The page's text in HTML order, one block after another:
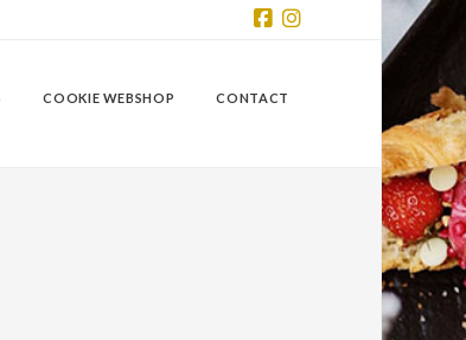
Instagram
COOKIE WEBSHOP CONTACT